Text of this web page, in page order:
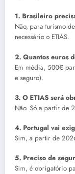
1. Brasileiro
Não, para turismo
necessário o ETIAS.
2. Quantos euros
Em média, 500€
e seguro).
3. O ETIAS será
Não. Só a partir de
4. Portugal vai
Sim, a partir de
5. Preciso de
Sim, é obrigatório